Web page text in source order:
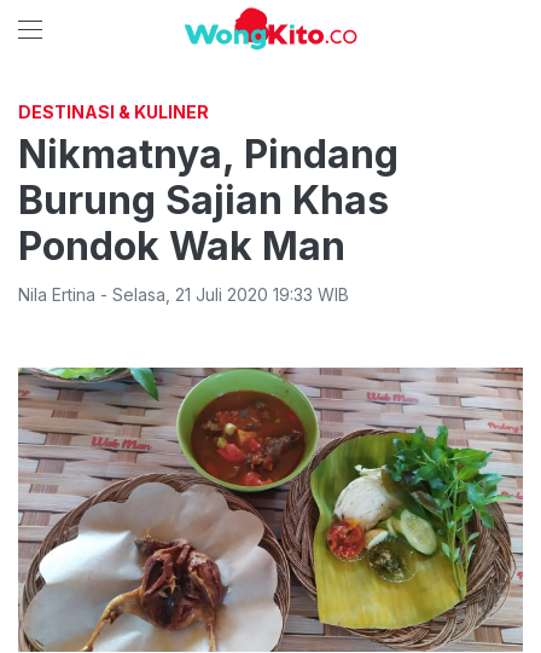
DESTINASI & KULINER
Nikmatnya, Pindang
Burung Sajian Khas
Pondok Wak Man
Nila Ertina - Selasa 21 Juli 2020 19:33 WIB